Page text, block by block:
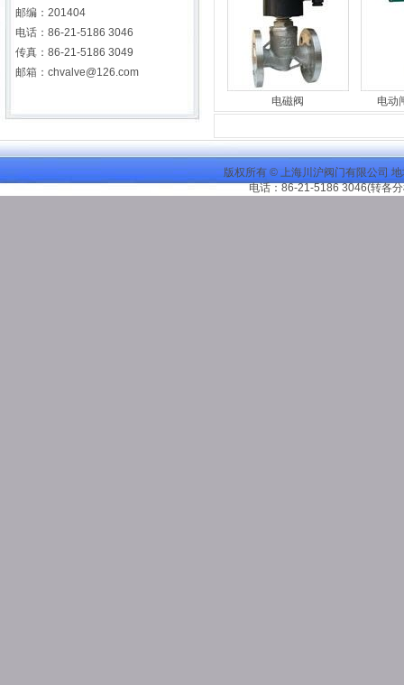
邮编：201404
电话：86-21-5186 3046
传真：86-21-5186 3049
邮箱：chvalve@126.com
电磁阀 电动
版权所有 © 上海川沪阀门有限公司
电话：86-21-5186 3046(转各